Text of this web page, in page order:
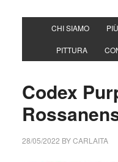
CHI SIAMO
PITTURA
Codex
28/05/2022 BYCARLAITA